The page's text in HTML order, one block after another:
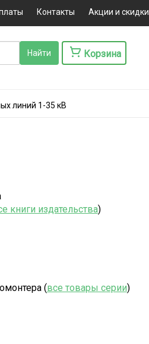
Контакты Акции и скидки
Корзина
линий 1-35 кВ
книги издательства)
(все товары серии)